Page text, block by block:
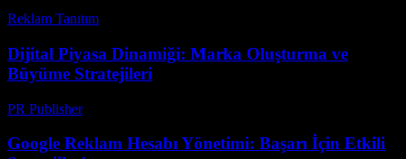
Reklam Tanıtım
Dijital Piyasa Dinamiği: Marka Oluşturma ve
Büyüme Stratejileri
PR Publisher-
Google Reklam Hesabı Yönetimi: Başarı İçin Etkili